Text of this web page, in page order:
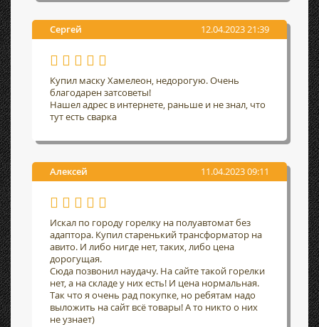
Сергей 12.04.2023 21:39
Купил маску Хамелеон, недорогую. Очень
благодарен затсоветы!
Нашел адрес в интернете, раньше и не знал, что
тут есть сварка
Алексей 11.04.2023 09:11
Искал по городу горелку на полуавтомат без
адаптора. Купил старенький трансформатор на
авито. И либо нигде нет, таких, либо цена
дорогущая.
Сюда позвонил наудачу. На сайте такой горелки
нет, а на складе у них есть! И цена нормальная.
Так что я очень рад покупке, но ребятам надо
выложить на сайт всё товары! А то никто о них
не узнает)